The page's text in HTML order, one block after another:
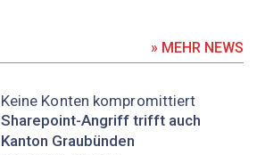
» MEHR NEWS
Keine Konten kompromittiert
Sharepoint-Angriff trifft auch
Kanton Graubünden